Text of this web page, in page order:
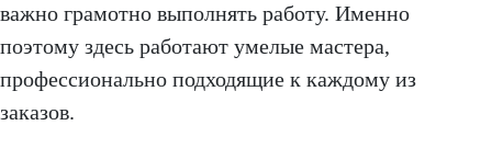
важно грамотно выполнять работу. Именно
поэтому здесь работают умелые мастера,
профессионально подходящие к каждому из
заказов.